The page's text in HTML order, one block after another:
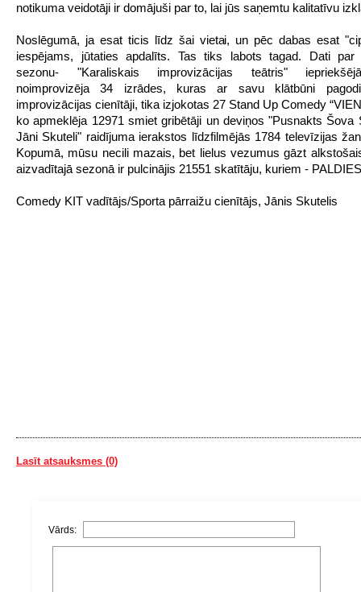
notikuma veidotāji ir domājuši par to, lai jūs saņemtu kalitatīvu
Noslēgumā, ja esat ticis līdz šai vietai, un pēc dabas esat
iespējams, jūtaties apdalīts. Tas tiks labots tagad. Dati par
sezonu- "Karaliskais improvizācijas teātris"
noimprovizēja 34 izrādes, kuras ar savu klātbūni
improvizācijas cienītāji, tika izjokotas 27 Stand Up Comedy
ko apmeklēja 12971 smiet gribētāji un deviņos "Pusnakts Šova
Jāni Skuteli" raidījuma ierakstos līdzfilmējās 1784 televīzijas
Kopumā, mūsu necili mazais, bet lielus vezumus gāzt
aizvadītajā sezonā ir pulcinājis 21551 skatītāju, kuriem -
Comedy KIT vadītājs/Sporta pārraižu cienītājs, Jānis Skutelis
Lasīt atsauksmes (0)
Vārds: